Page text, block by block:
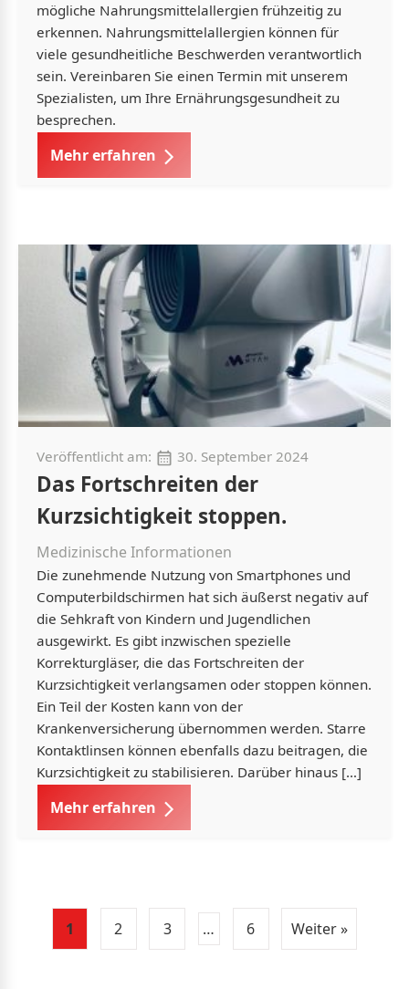
mögliche Nahrungsmittelallergien frühzeitig zu
erkennen. Nahrungsmittelallergien können für
viele gesundheitliche Beschwerden verantwortlich
sein. Vereinbaren Sie einen Termin mit unserem
Spezialisten, um Ihre Ernährungsgesundheit zu
besprechen.
Mehr erfahren
Veröffentlicht am: 30. September 2024
Das Fortschreiten der
Kurzsichtigkeit stoppen.
Medizinische Informationen
Die zunehmende Nutzung von Smartphones und
Computerbildschirmen hat sich äußerst negativ auf
die Sehkraft von Kindern und Jugendlichen
ausgewirkt. Es gibt inzwischen spezielle
Korrekturgläser, die das Fortschreiten der
Kurzsichtigkeit verlangsamen oder stoppen können.
Ein Teil der Kosten kann von der
Krankenversicherung übernommen werden. Starre
Kontaktlinsen können ebenfalls dazu beitragen, die
Kurzsichtigkeit zu stabilisieren. Darüber hinaus […]
Mehr erfahren
1 2 3 … 6 Weiter »